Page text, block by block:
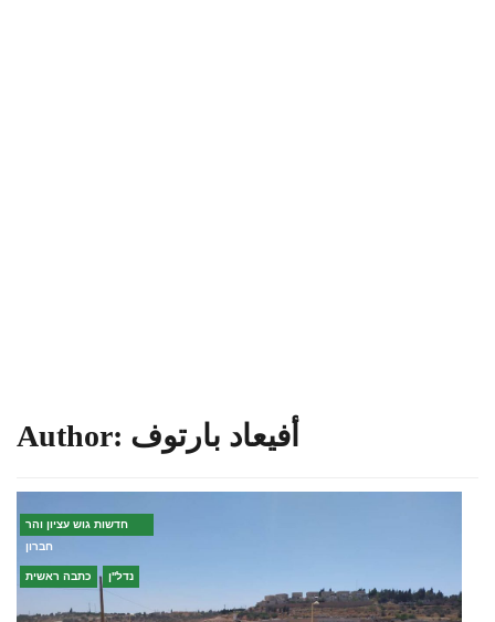
Author: أفيعاد بارتوف
חדשות גוש עציון והר
חברון
כתבה ראשית נדל''ן